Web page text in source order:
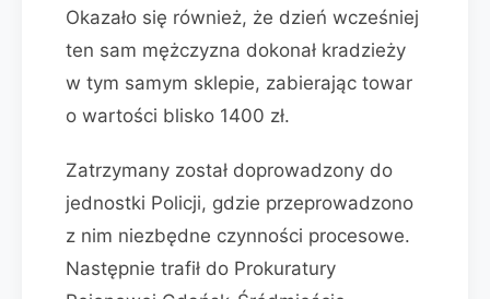
Okazało się również, że dzień wcześniej
ten sam mężczyzna dokonał kradzieży
w tym samym sklepie, zabierając towar
o wartości blisko 1400 zł.
Zatrzymany został doprowadzony do
jednostki Policji, gdzie przeprowadzono
z nim niezbędne czynności procesowe.
Następnie trafił do Prokuratury